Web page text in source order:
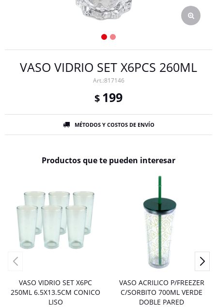
VASO VIDRIO SET X6PCS 260ML
817146
$ 199
MÉTODOS Y COSTOS DE ENVÍO
Productos que te pueden interesar
VASO VIDRIO SET X6PC
250ML 6.5X13.5CM CONICO
LISO
VASO ACRILICO P/FREEZER
C/SORBITO 700ML VERDE
DOBLE PARED